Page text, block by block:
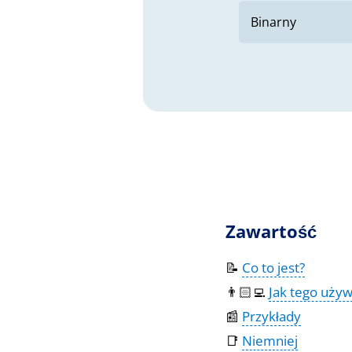
Zawartość
📝 Co to jest?
👨🏻‍💻 Jak tego
📰 Przykłady
📑 Niemniej